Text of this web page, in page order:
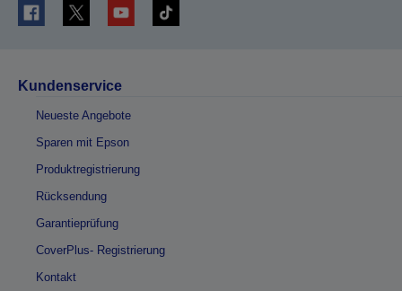
Kundenservice
Neueste Angebote
Sparen mit Epson
Produktregistrierung
Rücksendung
Garantieprüfung
CoverPlus- Registrierung
Kontakt